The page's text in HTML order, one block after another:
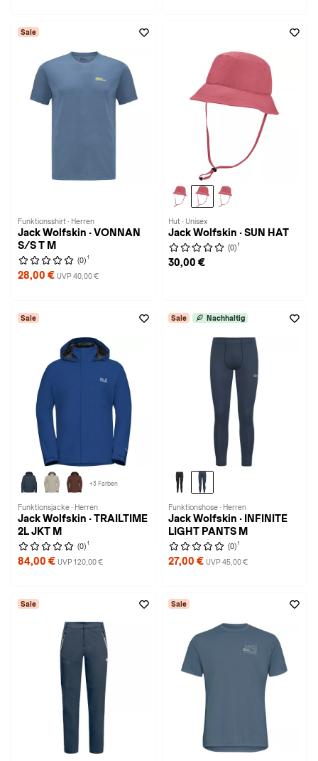
Sale
Funktionsshirt · Herren
Jack Wolfskin · VONNAN
S/S T M
(0) 1
28,00 € UVP 40,00 €
Hut · Unisex
Jack Wolfskin · SUN HAT
(0) 1
30,00 €
Sale
+3 Farben
Funktionsjacke · Herren
Jack Wolfskin · TRAILTIME
2L JKT M
(0) 1
84,00 € UVP 120,00 €
Sale Nachhaltig
Funktionshose · Herren
Jack Wolfskin · INFINITE
LIGHT PANTS M
(0) 1
27,00 € UVP 45,00 €
Sale Sale